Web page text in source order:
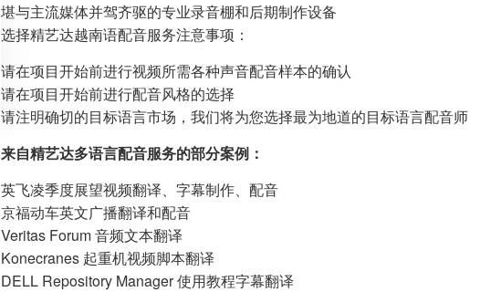
堪与主流媒体并驾齐驱的专业录音棚和后期制作设备
选择精艺达越南语配音服务注意事项：
请在项目开始前进行视频所需各种声音配音样本的确认
请在项目开始前进行配音风格的选择
请注明确切的目标语言市场，我们将为您选择最为地道的目标语言配音师
来自精艺达多语言配音服务的部分案例：
英飞凌季度展望视频翻译、字幕制作、配音
京福动车英文广播翻译和配音
Veritas Forum 音频文本翻译
Konecranes 起重机视频脚本翻译
DELL Repository Manager 使用教程字幕翻译